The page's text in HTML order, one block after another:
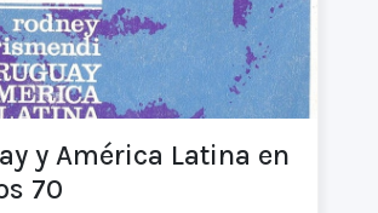
y América Latina en
70